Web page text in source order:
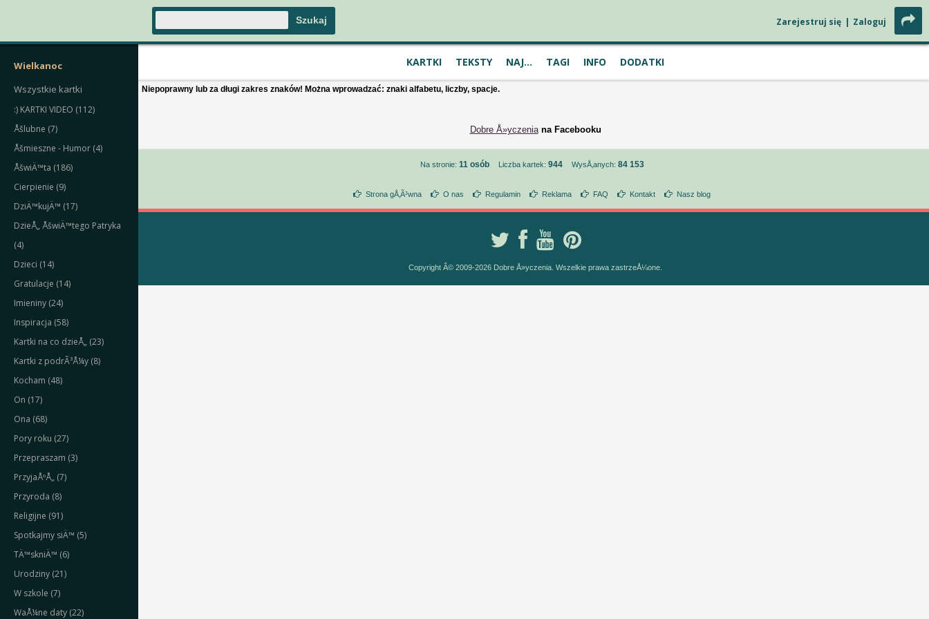
Zarejestruj się | Zaloguj
KARTKI TEKSTY NAJ... TAGI INFO DODATKI
Wielkanoc
Wszystkie kartki
:) KARTKI VIDEO (112)
Åšlubne (7)
Åšmieszne - Humor (4)
ÅšwiÄ™ta (186)
Cierpienie (9)
DziÄ™kujÄ™ (17)
DzieÅ„ ÅšwiÄ™tego Patryka
(4)
Dzieci (14)
Gratulacje (14)
Imieniny (24)
Inspiracja (58)
Kartki na co dzieÅ„ (23)
Kartki z podrÃ³Å¼y (8)
Kocham (48)
On (17)
Ona (68)
Pory roku (27)
Przepraszam (3)
PrzyjaÅºÅ„ (7)
Przyroda (8)
Religijne (91)
Spotkajmy siÄ™ (5)
TÄ™skniÄ™ (6)
Urodziny (21)
W szkole (7)
WaÅ¼ne daty (22)
Niepoprawny lub za długi zakres znaków! Można wprowadzać: znaki alfabetu, liczby, spacje.
Dobre Å»yczeniana Facebooku
Na stronie: 11 osób Liczba kartek: 944 WysÅ‚anych: 84 153
Strona gÅ‚Ã³wna O nas Regulamin Reklama FAQ Kontakt Nasz blog
Copyright Â© 2009-2026 Dobre Å»yczenia. Wszelkie prawa zastrzeÅ¼one.